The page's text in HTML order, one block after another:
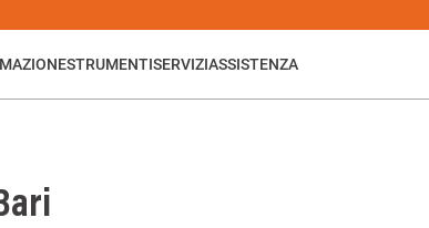
STRUMENTISERVIZIASSISTENZA